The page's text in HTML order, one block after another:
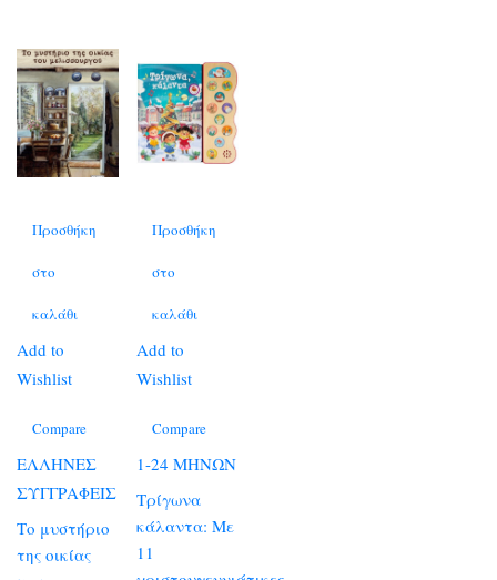
Προσθήκη
στο
καλάθι
Add to
Wishlist
Compare
ΕΛΛΗΝΕΣ
ΣΥΓΓΡΑΦΕΙΣ
Το μυστήριο
της οικίας
Προσθήκη
στο
καλάθι
Add to
Wishlist
Compare
1-24 ΜΗΝΩΝ
Τρίγωνα
κάλαντα: Με
11